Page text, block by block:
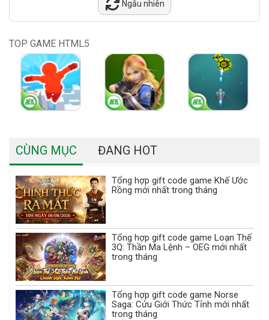
Ngẫu nhiên
TOP GAME HTML5
CÙNG MỤC ĐANG HOT
Tổng hợp gift code game Khế Ước
Rồng mới nhất trong tháng
Tổng hợp gift code game Loạn Thế
3Q: Thần Ma Lệnh – OEG mới nhất
trong tháng
Tổng hợp gift code game Norse
Saga: Cửu Giới Thức Tỉnh mới nhất
trong tháng